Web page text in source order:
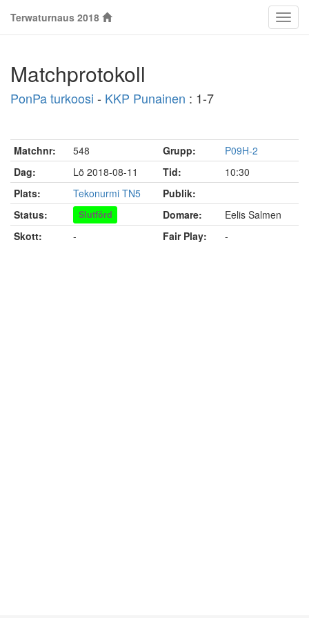
Terwaturnaus 2018
Matchprotokoll
PonPa turkoosi - KKP Punainen : 1-7
Matchnr: 548 Grupp:
P09H-2
Dag:
Lö 2018-08-11 Tid:
10:30
Plats:
Tekonurmi TN5
Publik:
Status:
Slutförd Domare:
Eelis Salmen
Skott:
- Fair Play: -